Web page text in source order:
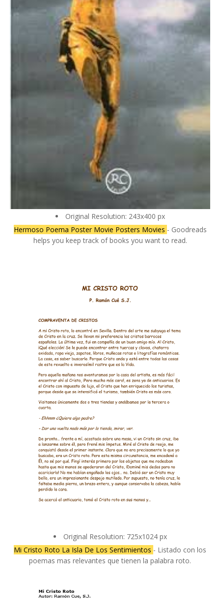
Original Resolution: 243x400 px
Hermoso Poema Poster Movie Posters Movies - Goodreads
helps you keep track of books you want to read.
Original Resolution: 725x1024 px
Mi Cristo Roto La Isla De Los Sentimientos - Listado con los
poemas mas relevantes que tienen la palabra roto.